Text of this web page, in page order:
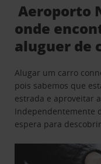
Aeroporto
onde
aluguer de
Alugar um carro
pois sabemos que
estrada e aproveitar
Independentemente
espera para